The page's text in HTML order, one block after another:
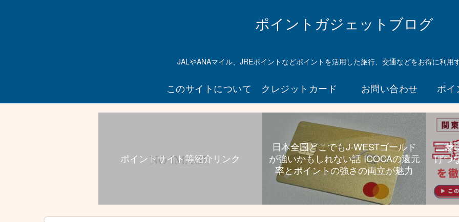
ポイントガジェットブログ
JALやANAマイル、JREポイントなどポイントを活用した旅行、交通などをお得に利用
このサイトについて クレジットカード お問い合わせ ポイ
ポイントサイト等紹介リンク
日本全国どこでもJ-WESTゴールド
が強いかもしれない話 ICOCAの還元
率とポイントの強さの両立が魅力
UC
プラ
とい
ない
んじ
ゃな
とい
う件
航空
券高
還元
と旅
行特
典、
三菱
げつ